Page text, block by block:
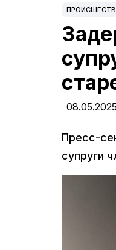
Пресс-
супруги